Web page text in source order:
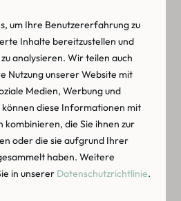
imFreibadoder gehen Sie
den
Indoor-Spielplatz
Die Nutzung der
um Ihre Benutzererfahrung zu
Inhalte bereitzustellen und
analysieren. Wir teilen auch
Nutzung unserer Website mit
Medien, Werbung und
diese Informationen mit
die Sie ihnen zur
oder die sie aufgrund Ihrer
haben. Weitere
in unserer Datenschutzrichtlinie.